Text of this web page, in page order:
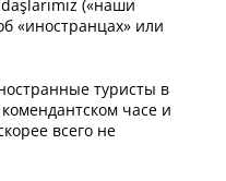
(«наши
«иностранцах» или
туристы в
часе и
всего не